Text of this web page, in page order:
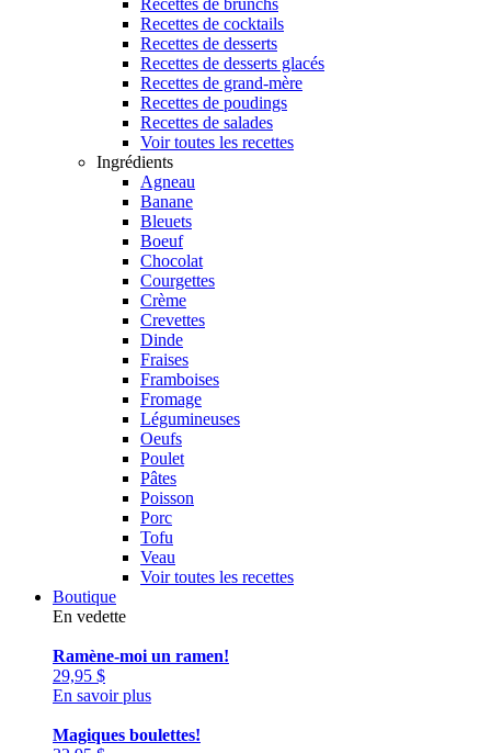
Recettes de brunchs
Recettes de cocktails
Recettes de desserts
Recettes de desserts glacés
Recettes de grand-mère
Recettes de poudings
Recettes de salades
Voir toutes les recettes
Ingrédients
Agneau
Banane
Bleuets
Boeuf
Chocolat
Courgettes
Crème
Crevettes
Dinde
Fraises
Framboises
Fromage
Légumineuses
Oeufs
Poulet
Pâtes
Poisson
Porc
Tofu
Veau
Voir toutes les recettes
Boutique
En vedette
Ramène-moi un ramen!
29,95 $
En savoir plus
Magiques boulettes!